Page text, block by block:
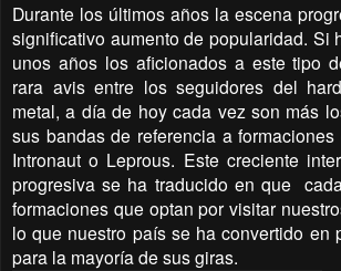
Durante los últimos años la escena
significativo aumento de popularidad. Si
unos años los aficionados a este tipo
rara avis entre los seguidores del
metal, a día de hoy cada vez son más
sus bandas de referencia a
Intronaut o Leprous. Este creciente
progresiva se ha traducido en que
formaciones que optan por visitar
lo que nuestro país se ha convertido en
para la mayoría de sus giras.